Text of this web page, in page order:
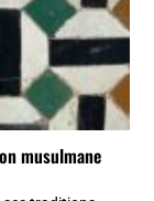
musulmane